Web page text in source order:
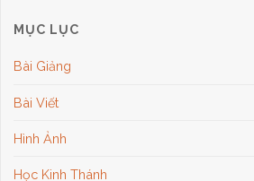
MỤC LỤC
Bài Giảng
Bài Viết
Hình Ảnh
Học Kinh Thánh